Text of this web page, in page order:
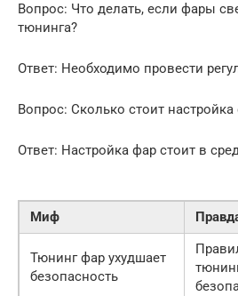
Вопрос: Что делать, если фары
тюнинга?
Ответ: Необходимо провести
Вопрос: Сколько стоит настройка
Ответ: Настройка фар стоит в
Миф
Тюнинг фар ухудшает
безопасность